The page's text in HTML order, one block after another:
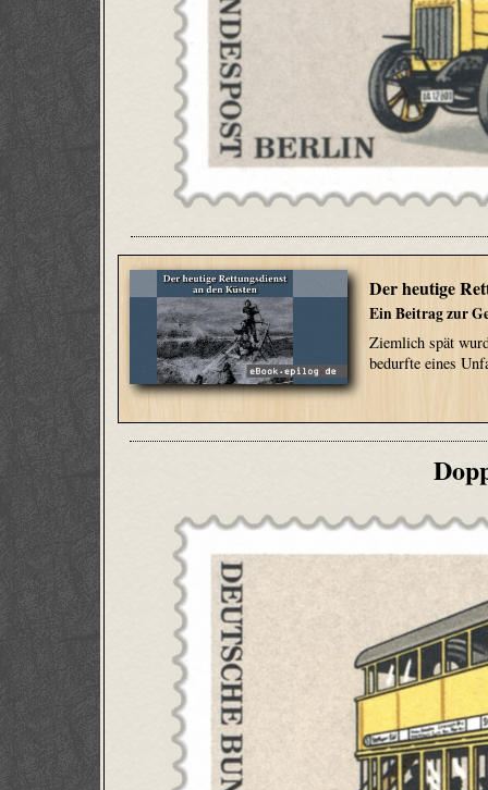
Der heutige
Ein Beitrag zur
Ziemlich spät
bedurfte eines